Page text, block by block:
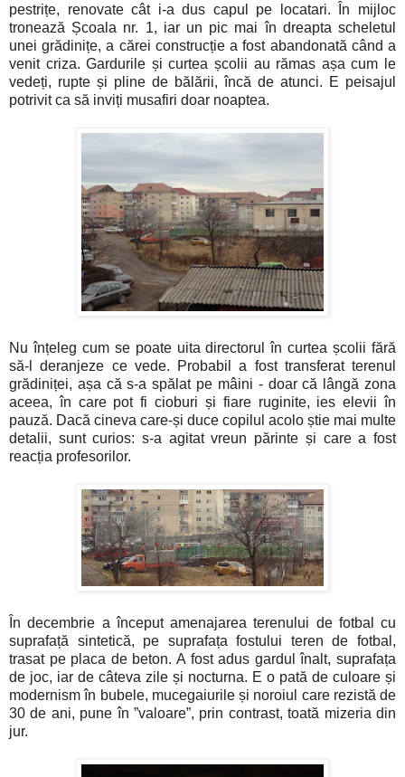
pestrițe, renovate cât i-a dus capul pe locatari. În mijloc
tronează Școala nr. 1, iar un pic mai în dreapta scheletul
unei grădinițe, a cărei construcție a fost abandonată când a
venit criza. Gardurile și curtea școlii au rămas așa cum le
vedeți, rupte și pline de bălării, încă de atunci. E peisajul
potrivit ca să inviți musafiri doar noaptea.
Nu înțeleg cum se poate uita directorul în curtea școlii fără
să-l deranjeze ce vede. Probabil a fost transferat terenul
grădiniței, așa că s-a spălat pe mâini - doar că lângă zona
aceea, în care pot fi cioburi și fiare ruginite, ies elevii în
pauză. Dacă cineva care-și duce copilul acolo știe mai multe
detalii, sunt curios: s-a agitat vreun părinte și care a fost
reacția profesorilor.
În decembrie a început amenajarea terenului de fotbal cu
suprafață sintetică, pe suprafața fostului teren de fotbal,
trasat pe placa de beton. A fost adus gardul înalt, suprafața
de joc, iar de câteva zile și nocturna. E o pată de culoare și
modernism în bubele, mucegaiurile și noroiul care rezistă de
30 de ani, pune în ”valoare”, prin contrast, toată mizeria din
jur.